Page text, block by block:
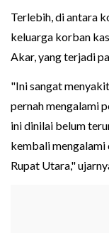
Terlebih, di antara
keluarga korban
Akar, yang terjadi
"Ini sangat
pernah mengalami
ini dinilai belum
kembali mengalami
Rupat Utara,"